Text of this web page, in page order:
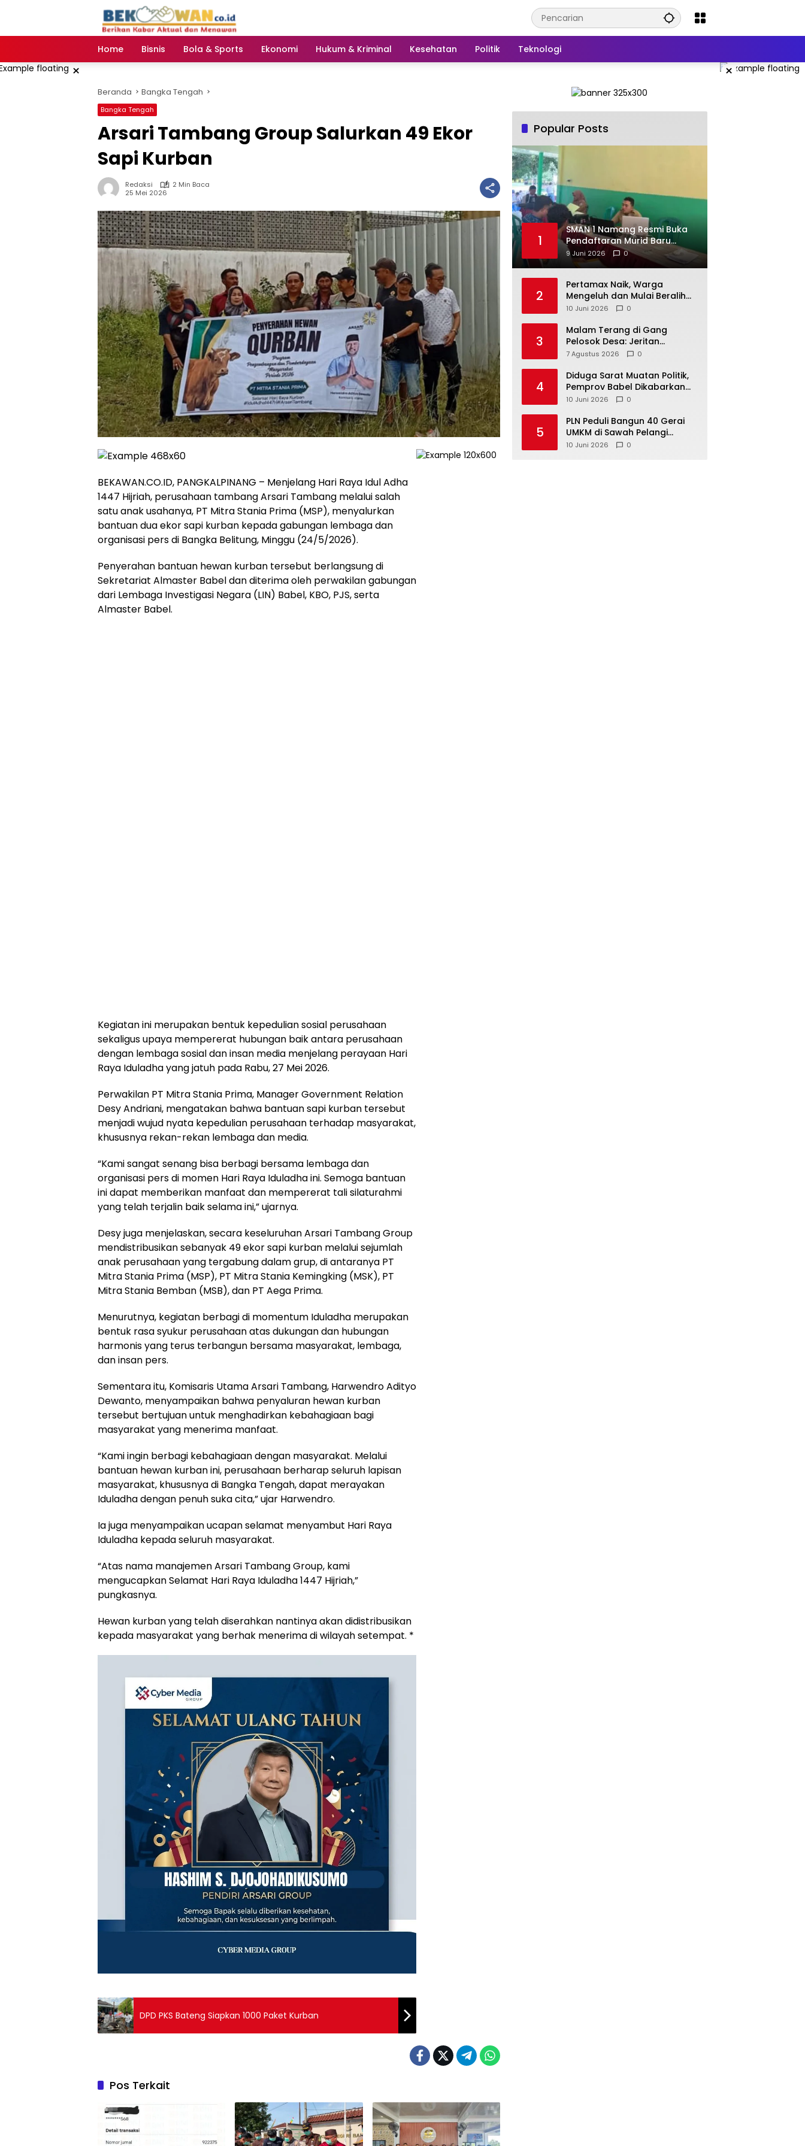
Home
Bisnis Bola & Sports Ekonomi Hukum & Kriminal Kesehatan Politik Teknologi
× ×
Beranda Bangka Tengah
Bangka Tengah
Arsari Tambang Group Salurkan 49 Ekor
Sapi Kurban
Redaksi
2 Min Baca
25 Mei 2026
BEKAWAN.CO.ID, PANGKALPINANG – Menjelang Hari Raya Idul Adha
1447 Hijriah, perusahaan tambang Arsari Tambang melalui salah
satu anak usahanya, PT Mitra Stania Prima (MSP), menyalurkan
bantuan dua ekor sapi kurban kepada gabungan lembaga dan
organisasi pers di Bangka Belitung, Minggu (24/5/2026).
Penyerahan bantuan hewan kurban tersebut berlangsung di
Sekretariat Almaster Babel dan diterima oleh perwakilan gabungan
dari Lembaga Investigasi Negara (LIN) Babel, KBO, PJS, serta
Almaster Babel.
Kegiatan ini merupakan bentuk kepedulian sosial perusahaan
sekaligus upaya mempererat hubungan baik antara perusahaan
dengan lembaga sosial dan insan media menjelang perayaan Hari
Raya Iduladha yang jatuh pada Rabu, 27 Mei 2026.
Perwakilan PT Mitra Stania Prima, Manager Government Relation
Desy Andriani, mengatakan bahwa bantuan sapi kurban tersebut
menjadi wujud nyata kepedulian perusahaan terhadap masyarakat,
khususnya rekan-rekan lembaga dan media.
“Kami sangat senang bisa berbagi bersama lembaga dan
organisasi pers di momen Hari Raya Iduladha ini. Semoga bantuan
ini dapat memberikan manfaat dan mempererat tali silaturahmi
yang telah terjalin baik selama ini,” ujarnya.
Desy juga menjelaskan, secara keseluruhan Arsari Tambang Group
mendistribusikan sebanyak 49 ekor sapi kurban melalui sejumlah
anak perusahaan yang tergabung dalam grup, di antaranya PT
Mitra Stania Prima (MSP), PT Mitra Stania Kemingking (MSK), PT
Mitra Stania Bemban (MSB), dan PT Aega Prima.
Menurutnya, kegiatan berbagi di momentum Iduladha merupakan
bentuk rasa syukur perusahaan atas dukungan dan hubungan
harmonis yang terus terbangun bersama masyarakat, lembaga,
dan insan pers.
Sementara itu, Komisaris Utama Arsari Tambang, Harwendro Adityo
Dewanto, menyampaikan bahwa penyaluran hewan kurban
tersebut bertujuan untuk menghadirkan kebahagiaan bagi
masyarakat yang menerima manfaat.
“Kami ingin berbagi kebahagiaan dengan masyarakat. Melalui
bantuan hewan kurban ini, perusahaan berharap seluruh lapisan
masyarakat, khususnya di Bangka Tengah, dapat merayakan
Iduladha dengan penuh suka cita,” ujar Harwendro.
Ia juga menyampaikan ucapan selamat menyambut Hari Raya
Iduladha kepada seluruh masyarakat.
“Atas nama manajemen Arsari Tambang Group, kami
mengucapkan Selamat Hari Raya Iduladha 1447 Hijriah,”
pungkasnya.
Hewan kurban yang telah diserahkan nantinya akan didistribusikan
kepada masyarakat yang berhak menerima di wilayah setempat. *
DPD PKS Bateng Siapkan 1000 Paket Kurban
Pos Terkait
Popular Posts
1
SMAN 1 Namang Resmi Buka
Pendaftaran Murid Baru
2026/2027
9 Juni 2026 0
2
‎Pertamax Naik, Warga
Mengeluh dan Mulai Beralih
ke Pertalite Meski Harus Antre
10 Juni 2026 0
3
Malam Terang di Gang
Pelosok Desa: Jeritan
Harapan Ketua APDESI
Babel
7 Agustus 2026 0
4
‎Diduga Sarat Muatan Politik,
Pemprov Babel Dikabarkan
Lakukan Rotasi Besar-
10 Juni 2026 0
5
‎PLN Peduli Bangun 40 Gerai
UMKM di Sawah Pelangi
Namang, Dorong
10 Juni 2026 0